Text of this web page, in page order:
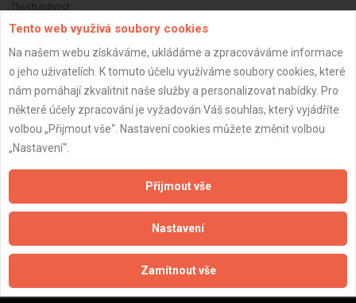
Dostupnost:
Tento web využívá soubory cookies
Na našem webu získáváme, ukládáme a zpracováváme informace
o jeho uživatelích. K tomuto účelu využíváme soubory cookies, které
nám pomáhají zkvalitnit naše služby a personalizovat nabídky. Pro
některé účely zpracování je vyžadován Váš souhlas, který vyjádříte
volbou „Přijmout vše“. Nastavení cookies můžete změnit volbou
„Nastavení“.
Přijmout vše
Nastavení
Zamítnout vše